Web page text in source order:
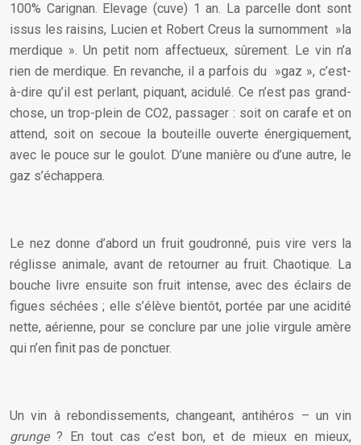
100% Carignan. Elevage (cuve) 1 an. La parcelle dont sont
issus les raisins, Lucien et Robert Creus la surnomment »la
merdique ». Un petit nom affectueux, sûrement. Le vin n’a
rien de merdique. En revanche, il a parfois du »gaz », c’est-
à-dire qu’il est perlant, piquant, acidulé. Ce n’est pas grand-
chose, un trop-plein de CO2, passager : soit on carafe et on
attend, soit on secoue la bouteille ouverte énergiquement,
avec le pouce sur le goulot. D’une manière ou d’une autre, le
gaz s’échappera.
Le nez donne d’abord un fruit goudronné, puis vire vers la
réglisse animale, avant de retourner au fruit. Chaotique. La
bouche livre ensuite son fruit intense, avec des éclairs de
figues séchées ; elle s’élève bientôt, portée par une acidité
nette, aérienne, pour se conclure par une jolie virgule amère
qui n’en finit pas de ponctuer.
Un vin à rebondissements, changeant, antihéros – un vin
grunge? En tout cas c’est bon, et de mieux en mieux,